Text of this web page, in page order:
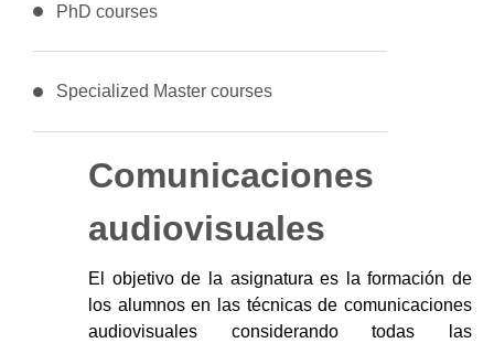
PhD courses
Specialized Master courses
Comunicaciones
audiovisuales
El objetivo de la asignatura es la formación de
los alumnos en las técnicas de comunicaciones
audiovisuales considerando todas las